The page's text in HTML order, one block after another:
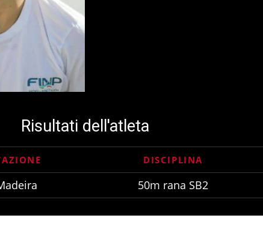
Risultati dell'atleta
DISCIPLINA
50m rana SB2